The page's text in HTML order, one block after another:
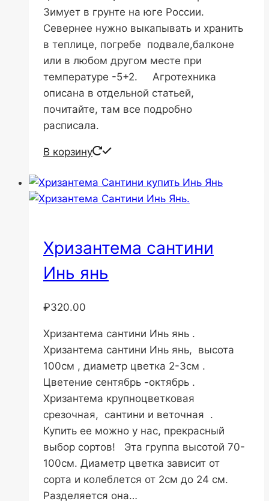
Зимует в грунте на юге России.
Севернее нужно выкапывать и хранить
в теплице, погребе подвале,балконе
или в любом другом месте при
температуре -5+2. Агротехника
описана в отдельной статьей,
почитайте, там все подробно
расписала.
В корзину
Хризантема сантини
Инь янь
₽320.00
Хризантема сантини Инь янь .
Хризантема сантини Инь янь, высота
100см , диаметр цветка 2-3см .
Цветение сентябрь -октябрь .
Хризантема крупноцветковая
срезочная, сантини и веточная .
Купить ее можно у нас, прекрасный
выбор сортов! Эта группа высотой 70-
100см. Диаметр цветка зависит от
сорта и колеблется от 2см до 24 см.
Разделяется она…